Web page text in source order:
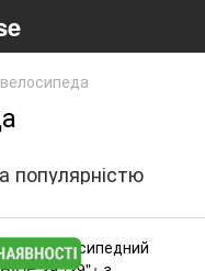
популярністю